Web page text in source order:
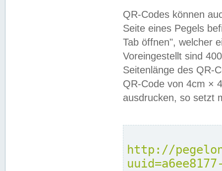
QR-Codes können
Seite eines Pegels
Tab öffnen", welcher
Voreingestellt sind
Seitenlänge des QR-
QR-Code von 4cm ×
ausdrucken, so setzt
http://